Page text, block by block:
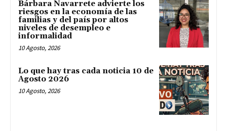
Bárbara Navarrete advierte los
riesgos en la economía de las
familias y del país por altos
niveles de desempleo e
informalidad
10 Agosto, 2026
Lo que hay tras cada noticia 10 de
Agosto 2026
10 Agosto, 2026